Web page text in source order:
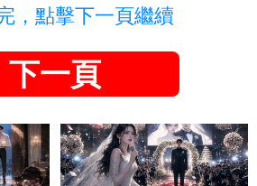
，點擊下一頁繼續
下一頁